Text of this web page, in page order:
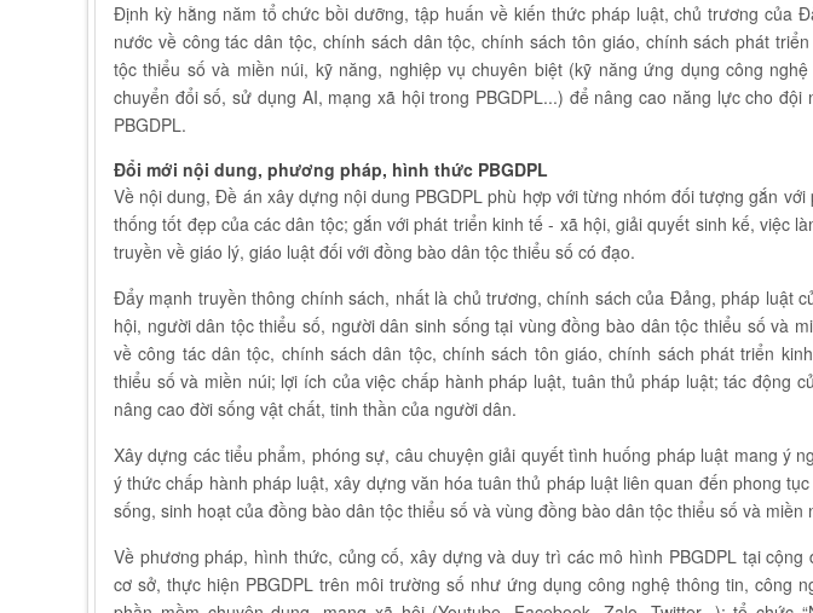
Định kỳ hằng năm tổ chức bồi dưỡng, tập huấn về kiến thức pháp luật, chủ trương của
nước về công tác dân tộc, chính sách dân tộc, chính sách tôn giáo, chính sách phát
tộc thiểu số và miền núi, kỹ năng, nghiệp vụ chuyên biệt (kỹ năng ứng dụng công
chuyển đổi số, sử dụng AI, mạng xã hội trong PBGDPL...) để nâng cao năng lực cho
PBGDPL.
Đổi mới nội dung, phương pháp, hình thức PBGDPL
Về nội dung, Đề án xây dựng nội dung PBGDPL phù hợp với từng nhóm đối tượng gắn
thống tốt đẹp của các dân tộc; gắn với phát triển kinh tế - xã hội, giải quyết sinh kế, việc
truyền về giáo lý, giáo luật đối với đồng bào dân tộc thiểu số có đạo.
Đẩy mạnh truyền thông chính sách, nhất là chủ trương, chính sách của Đảng, pháp luật
hội, người dân tộc thiểu số, người dân sinh sống tại vùng đồng bào dân tộc thiểu số và
về công tác dân tộc, chính sách dân tộc, chính sách tôn giáo, chính sách phát triển
thiểu số và miền núi; lợi ích của việc chấp hành pháp luật, tuân thủ pháp luật; tác động
nâng cao đời sống vật chất, tinh thần của người dân.
Xây dựng các tiểu phẩm, phóng sự, câu chuyện giải quyết tình huống pháp luật mang ý
ý thức chấp hành pháp luật, xây dựng văn hóa tuân thủ pháp luật liên quan đến phong
sống, sinh hoạt của đồng bào dân tộc thiểu số và vùng đồng bào dân tộc thiểu số và miền
Về phương pháp, hình thức, củng cố, xây dựng và duy trì các mô hình PBGDPL tại cộng
cơ sở, thực hiện PBGDPL trên môi trường số như ứng dụng công nghệ thông tin, công